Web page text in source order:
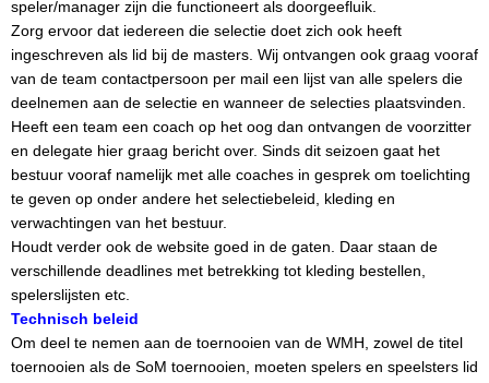
speler/manager zijn die functioneert als doorgeefluik.
Zorg ervoor dat iedereen die selectie doet zich ook heeft
ingeschreven als lid bij de masters. Wij ontvangen ook graag vooraf
van de team contactpersoon per mail een lijst van alle spelers die
deelnemen aan de selectie en wanneer de selecties plaatsvinden.
Heeft een team een coach op het oog dan ontvangen de voorzitter
en delegate hier graag bericht over. Sinds dit seizoen gaat het
bestuur vooraf namelijk met alle coaches in gesprek om toelichting
te geven op onder andere het selectiebeleid, kleding en
verwachtingen van het bestuur.
Houdt verder ook de website goed in de gaten. Daar staan de
verschillende deadlines met betrekking tot kleding bestellen,
spelerslijsten etc.
Technisch beleid
Om deel te nemen aan de toernooien van de WMH, zowel de titel
toernooien als de SoM toernooien, moeten spelers en speelsters lid